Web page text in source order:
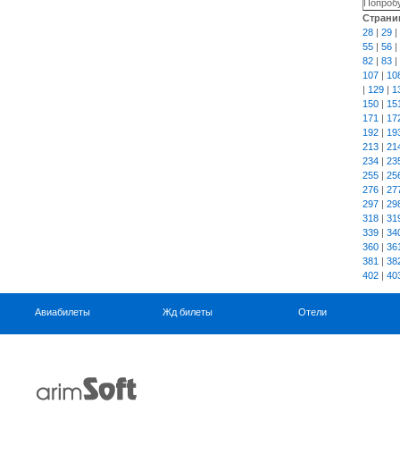
28 | 29 |
55 | 56 |
82 | 83 |
107 |
| 129 |
150 |
171 |
192 |
213 |
234 |
255 |
276 |
297 |
318 |
339 |
360 |
381 |
402 |
Авиабилеты Жд билеты Отели